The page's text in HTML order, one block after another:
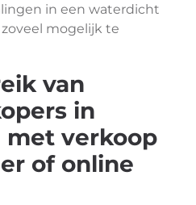
in een waterdicht
mogelijk te
van
in
verkoop
of online